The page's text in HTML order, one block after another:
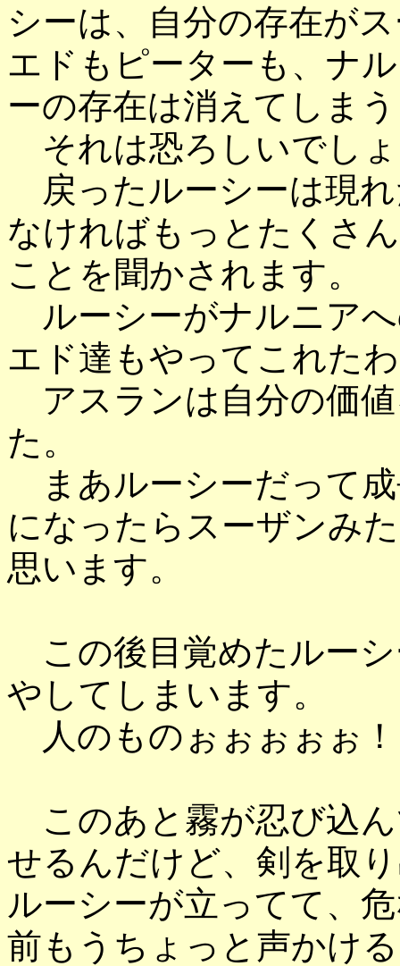
シーは、自分の存在が
エドもピーターも、ナ
ーの存在は消えてしま
それは恐ろしいでし
戻ったルーシーは現
なければもっとたくさ
ことを聞かされます。
ルーシーがナルニア
エド達もやってこれた
アスランは自分の価
た。
まあルーシーだって
になったらスーザンみ
思います。
この後目覚めたルー
やしてしまいます。
人のものぉぉぉぉぉ
このあと霧が忍び込
せるんだけど、剣を取
ルーシーが立ってて、
前もうちょっと声かけ